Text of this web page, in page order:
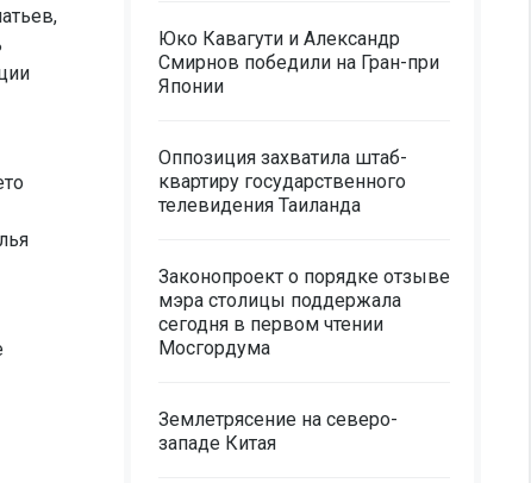
Юко Кавагути и Александр
Смирнов победили на Гран-при
Японии
Оппозиция захватила штаб-
квартиру государственного
телевидения Таиланда
Законопроект о порядке отзыве
мэра столицы поддержала
сегодня в первом чтении
Мосгордума
Землетрясение на северо-
западе Китая